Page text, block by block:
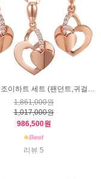
14K 18K 조이하트 세트 (팬던트,귀걸이)
1,861,000원
1,017,000원
986,500원
리뷰 5